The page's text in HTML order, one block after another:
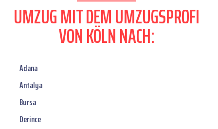
UMZUG MIT DEM UMZUGSPROFI
VON KÖLN NACH:
Adana
Antalya
Bursa
Derince